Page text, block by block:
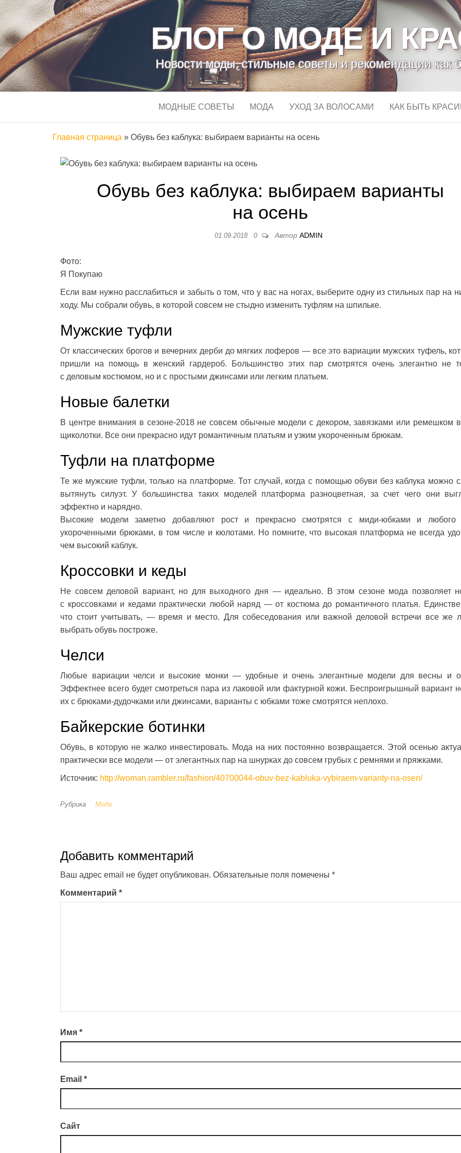
БЛОГ О МОДЕ И
Новости моды, стильные советы и рекомендации как
МОДНЫЕ СОВЕТЫ МОДА УХОД ЗА ВОЛОСАМИ КАК БЫТЬ
Главная страница » Обувь без каблука: выбираем варианты на осень
Обувь без каблука: выбираем варианты
на осень
01.09.2018 0 Автор ADMIN
Фото:
Я Покупаю
Если вам нужно расслабиться и забыть о том, что у вас на ногах, выберите одну из стильных пар на
ходу. Мы собрали обувь, в которой совсем не стыдно изменить туфлям на шпильке.
Мужские туфли
От классических брогов и вечерних дерби до мягких лоферов — все это вариации мужских туфель,
пришли на помощь в женский гардероб. Большинство этих пар смотрятся очень элегантно не
с деловым костюмом, но и с простыми джинсами или легким платьем.
Новые балетки
В центре внимания в сезоне-2018 не совсем обычные модели с декором, завязками или ремешком
щиколотки. Все они прекрасно идут романтичным платьям и узким укороченным брюкам.
Туфли на платформе
Те же мужские туфли, только на платформе. Тот случай, когда с помощью обуви без каблука можно
вытянуть силуэт. У большинства таких моделей платформа разноцветная, за счет чего они
эффектно и нарядно.
Высокие модели заметно добавляют рост и прекрасно смотрятся с миди-юбками и любого
укороченными брюками, в том числе и кюлотами. Но помните, что высокая платформа не всегда
чем высокий каблук.
Кроссовки и кеды
Не совсем деловой вариант, но для выходного дня — идеально. В этом сезоне мода позволяет
с кроссовками и кедами практически любой наряд — от костюма до романтичного платья.
что стоит учитывать, — время и место. Для собеседования или важной деловой встречи все же
выбрать обувь построже.
Челси
Любые вариации челси и высокие монки — удобные и очень элегантные модели для весны и
Эффектнее всего будет смотреться пара из лаковой или фактурной кожи. Беспроигрышный вариант
их с брюками-дудочками или джинсами, варианты с юбками тоже смотрятся неплохо.
Байкерские ботинки
Обувь, в которую не жалко инвестировать. Мода на них постоянно возвращается. Этой осенью
практически все модели — от элегантных пар на шнурках до совсем грубых с ремнями и пряжками.
Источник: http://woman.rambler.ru/fashion/40700044-obuv-bez-kabluka-vybiraem-varianty-na-osen/
Рубрика Мода
Добавить комментарий
Ваш адрес email не будет опубликован. Обязательные поля помечены *
Комментарий *
Имя *
Email *
Сайт